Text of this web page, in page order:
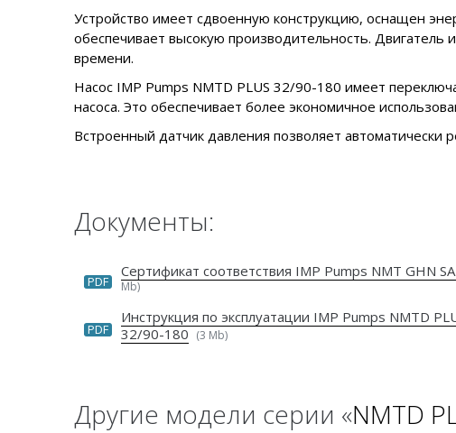
Устройство имеет сдвоенную конструкцию, оснащен
обеспечивает высокую производительность.
времени.
Насос IMP Pumps NMTD PLUS 32/90-180 имеет
насоса. Это обеспечивает более экономичное
Встроенный датчик давления позволяет автоматически
Документы:
PDF
Сертификат соответствия IMP Pumps NMT GHN
Mb)
PDF
Инструкция по эксплуатации IMP Pumps NMTD
32/90-180 (3 Mb)
Другие модели серии «NMTD